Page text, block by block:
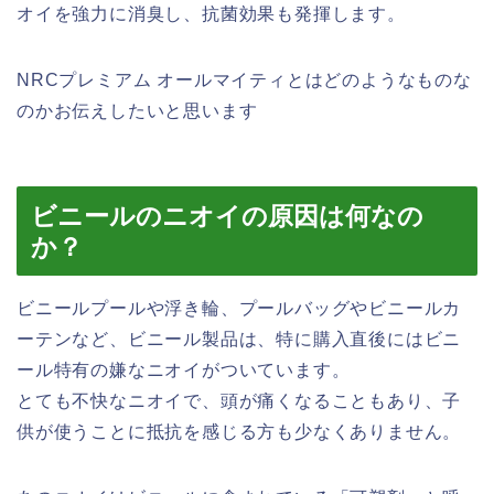
オイを強力に消臭し、抗菌効果も発揮します。
NRCプレミアム オールマイティとはどのようなものな
のかお伝えしたいと思います
ビニールのニオイの原因は何なの
か？
ビニールプールや浮き輪、プールバッグやビニールカ
ーテンなど、ビニール製品は、特に購入直後にはビニ
ール特有の嫌なニオイがついています。
とても不快なニオイで、頭が痛くなることもあり、子
供が使うことに抵抗を感じる方も少なくありません。